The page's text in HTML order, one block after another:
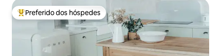
Entre os melhores preferidos dos hóspedes
Preferido dos hóspedes